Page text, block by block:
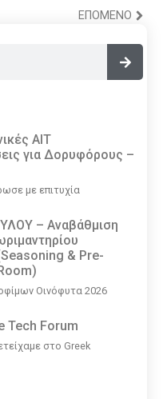
ΕΠΌΜΕΝΟ
ΑΙΤ
για Δορυφόρους –
με επιτυχία
– Αναβάθμιση
& Pre-
Οινόφυτα 2026
Tech Forum
στο Greek